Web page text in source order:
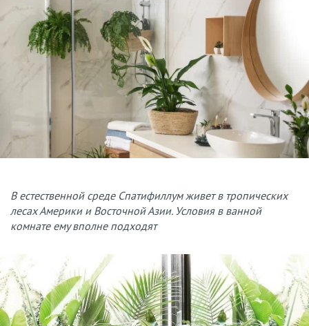
В естественной среде Спатифиллум живет в тропических
лесах Америки и Восточной Азии. Условия в ванной
комнате ему вполне подходят